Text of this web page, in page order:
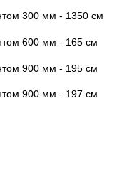
300 мм - 1350 см
600 мм - 165 см
900 мм - 195 см
900 мм - 197 см